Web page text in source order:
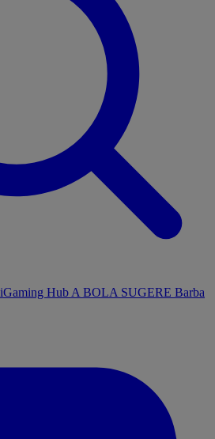
iGaming Hub A BOLA SUGERE Barba